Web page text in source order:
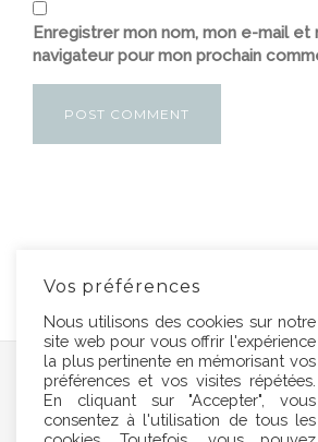
Enregistrer mon nom, mon e-mail et
navigateur pour mon prochain
Marbrerie Verier Mongin
03.20.34.39.35
Vos préférences
Nous utilisons des cookies sur notre
site web pour vous offrir l'expérience
la plus pertinente en mémorisant vos
préférences et vos visites répétées.
En cliquant sur "Accepter", vous
consentez à l'utilisation de tous les